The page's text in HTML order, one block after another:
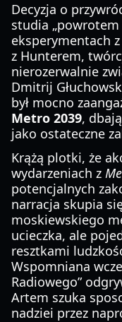
Decyzja o
studia „powrotem
eksperymentach
z Hunterem,
nierozerwalnie
Dmitrij
był mocno
Metro 2039,
jako ostateczne
Krążą plotki, że
wydarzeniach z
potencjalnych
narracja skupia
moskiewskiego
ucieczka, ale
resztkami
Wspomniana
Radiowego”
Artem szuka
nadziei przez